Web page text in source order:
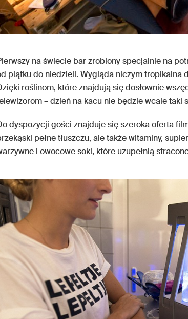
na świecie bar zrobiony specjalnie na
piątku do niedzieli. Wygląda niczym tropikalna
roślinom, które znajdują się dosłownie
– dzień na kacu nie będzie wcale taki
dyspozycji gości znajduje się szeroka oferta
pełne tłuszczu, ale także witaminy,
i owocowe soki, które uzupełnią